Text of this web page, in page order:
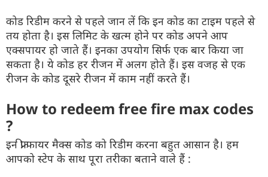
कोड रिडीम करने से पहले जान लें कि इन कोड का टाइम पहले से
तय होता है। इस लिमिट के खत्म होने पर कोड अपने आप
एक्सपायर हो जाते हैं। इनका उपयोग सिर्फ एक बार किया जा
सकता है। ये कोड हर रीजन में अलग होते हैं। इस वजह से एक
रीजन के कोड दूसरे रीजन में काम नहीं करते हैं।
How to redeem free fire max codes
?
इन फ्री फायर मैक्स कोड को रिडीम करना बहुत आसान है। हम
आपको स्टेप के साथ पूरा तरीका बताने वाले हैं :